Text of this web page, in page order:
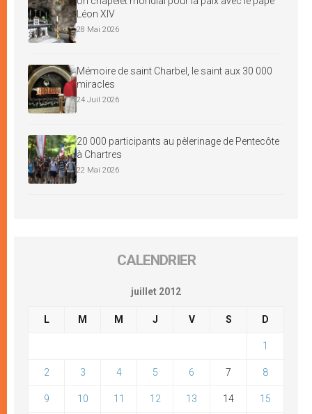
Léon XIV
28 Mai 2026
Mémoire de saint Charbel, le saint aux 30 000
miracles
24 Juil 2026
20 000 participants au pèlerinage de Pentecôte
à Chartres
22 Mai 2026
CALENDRIER
juillet 2012
L M M J V S D
1
2 3 4 5 6 7 8
9 10 11 12 13 14 15